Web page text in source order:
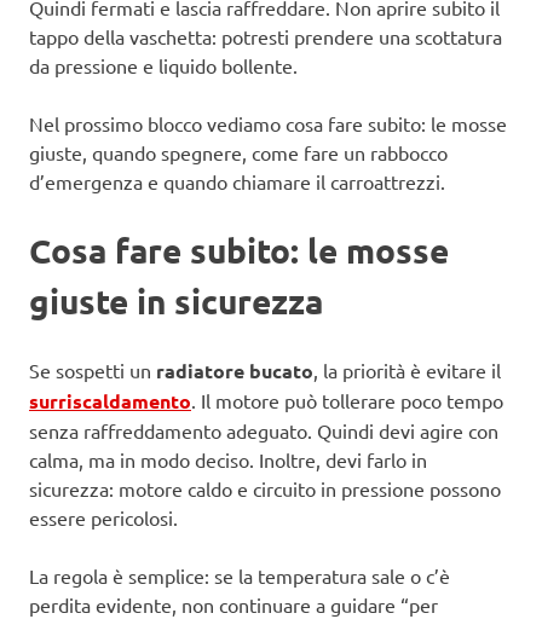
Quindi fermati e lascia raffreddare. Non aprire subito il
tappo della vaschetta: potresti prendere una scottatura
da pressione e liquido bollente.
Nel prossimo blocco vediamo cosa fare subito: le mosse
giuste, quando spegnere, come fare un rabbocco
d’emergenza e quando chiamare il carroattrezzi.
Cosa fare subito: le mosse
giuste in sicurezza
Se sospetti un radiatore bucato, la priorità è evitare il
surriscaldamento. Il motore può tollerare poco tempo
senza raffreddamento adeguato. Quindi devi agire con
calma, ma in modo deciso. Inoltre, devi farlo in
sicurezza: motore caldo e circuito in pressione possono
essere pericolosi.
La regola è semplice: se la temperatura sale o c’è
perdita evidente, non continuare a guidare “per